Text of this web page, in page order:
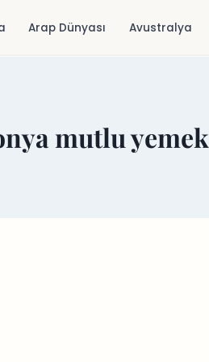
Arap Dünyası Avustralya
mutlu yemek